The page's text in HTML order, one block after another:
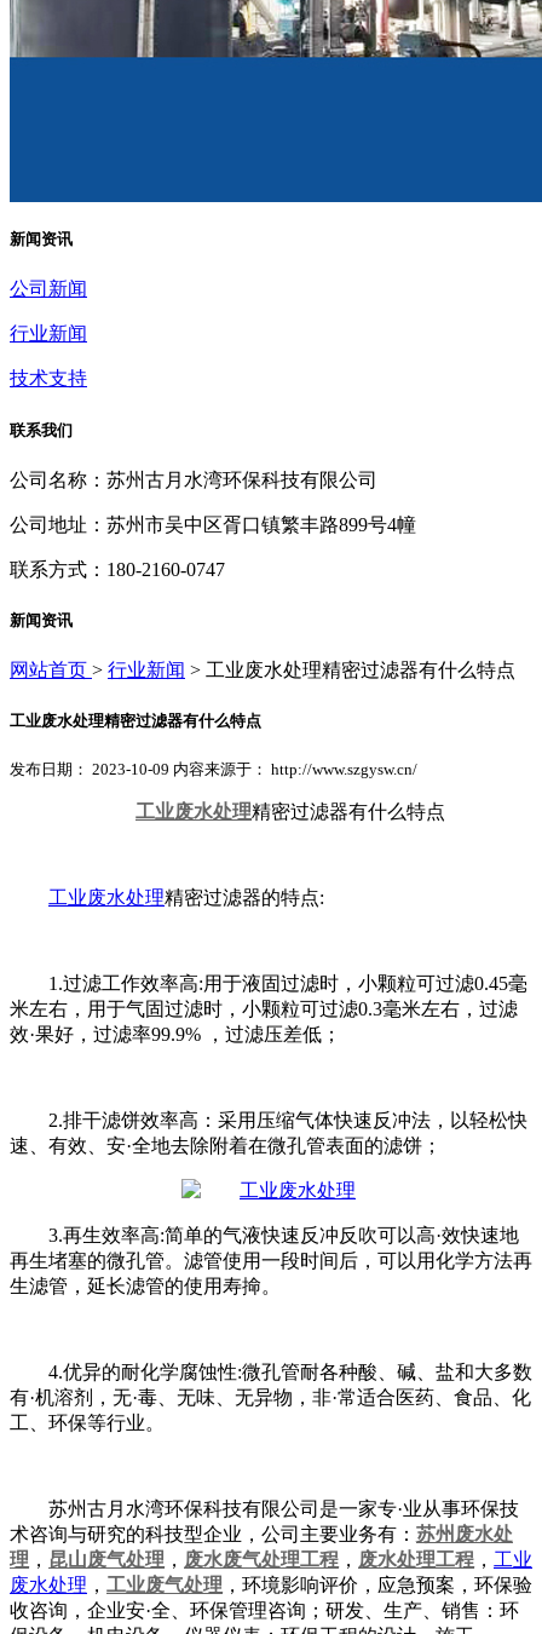
新闻资讯
公司新闻
行业新闻
技术支持
联系我们
公司名称：苏州古月水湾环保科技有限公司
公司地址：苏州市吴中区胥口镇繁丰路899号4幢
联系方式：180-2160-0747
新闻资讯
网站首页 > 行业新闻 > 工业废水处理精密过滤器有什么特点
工业废水处理精密过滤器有什么特点
发布日期： 2023-10-09 内容来源于： http://www.szgysw.cn/
工业废水处理精密过滤器有什么特点
工业废水处理精密过滤器的特点:
1.过滤工作效率高:用于液固过滤时，小颗粒可过滤0.45毫
米左右，用于气固过滤时，小颗粒可过滤0.3毫米左右，过滤
效·果好，过滤率99.9% ，过滤压差低；
2.排干滤饼效率高：采用压缩气体快速反冲法，以轻松快
速、有效、安·全地去除附着在微孔管表面的滤饼；
3.再生效率高:简单的气液快速反冲反吹可以高·效快速地
再生堵塞的微孔管。滤管使用一段时间后，可以用化学方法再
生滤管，延长滤管的使用寿掵。
4.优异的耐化学腐蚀性:微孔管耐各种酸、碱、盐和大多数
有·机溶剂，无·毒、无味、无异物，非·常适合医药、食品、化
工、环保等行业。
苏州古月水湾环保科技有限公司是一家专·业从事环保技
术咨询与研究的科技型企业，公司主要业务有： 苏州废水处
理 ， 昆山废气处理 ， 废水废气处理工程 ， 废水处理工程 ， 工业
废水处理 ， 工业废气处理 ，环境影响评价，应急预案，环保验
收咨询，企业安·全、环保管理咨询；研发、生产、销售：环